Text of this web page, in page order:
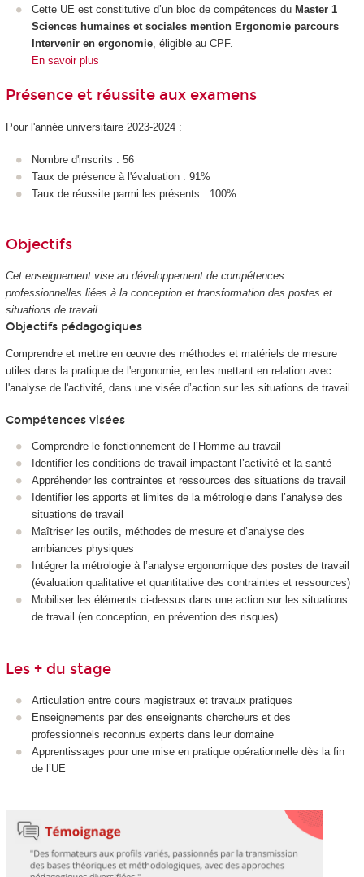
Cette UE est constitutive d’un bloc de compétences du Master 1
Sciences humaines et sociales mention Ergonomie parcours
Intervenir en ergonomie , éligible au CPF.
En savoir plus
Présence et réussite aux examens
Pour l'année universitaire 2023-2024 :
Nombre d'inscrits : 56
Taux de présence à l'évaluation : 91%
Taux de réussite parmi les présents : 100%
Objectifs
Cet enseignement vise au développement de compétences
professionnelles liées à la conception et transformation des postes et
situations de travail.
Objectifs pédagogiques
Comprendre et mettre en œuvre des méthodes et matériels de mesure
utiles dans la pratique de l'ergonomie, en les mettant en relation avec
l'analyse de l'activité, dans une visée d’action sur les situations de travail.
Compétences visées
Comprendre le fonctionnement de l’Homme au travail
Identifier les conditions de travail impactant l’activité et la santé
Appréhender les contraintes et ressources des situations de travail
Identifier les apports et limites de la métrologie dans l’analyse des
situations de travail
Maîtriser les outils, méthodes de mesure et d’analyse des
ambiances physiques
Intégrer la métrologie à l’analyse ergonomique des postes de travail
(évaluation qualitative et quantitative des contraintes et ressources)
Mobiliser les éléments ci-dessus dans une action sur les situations
de travail (en conception, en prévention des risques)
Les + du stage
Articulation entre cours magistraux et travaux pratiques
Enseignements par des enseignants chercheurs et des
professionnels reconnus experts dans leur domaine
Apprentissages pour une mise en pratique opérationnelle dès la fin
de l’UE